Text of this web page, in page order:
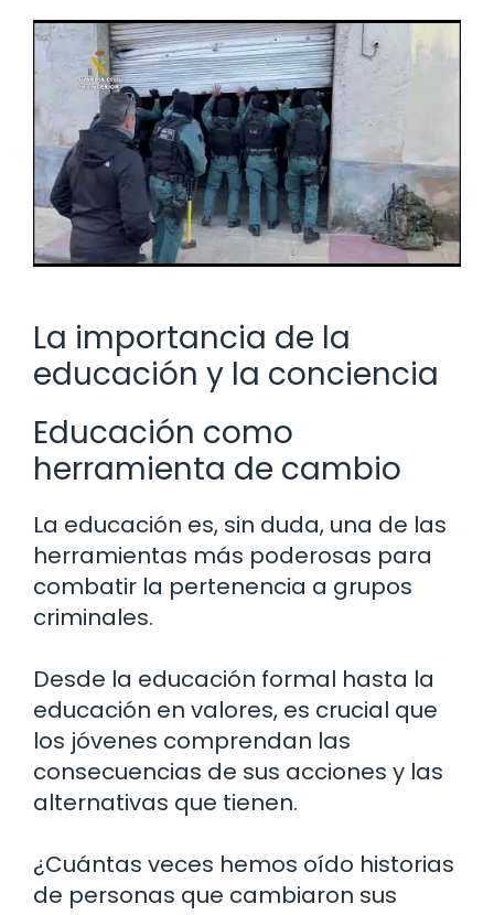
La importancia de la
educación y la conciencia
Educación como
herramienta de cambio
La educación es, sin duda, una de las
herramientas más poderosas para
combatir la pertenencia a grupos
criminales.
Desde la educación formal hasta la
educación en valores, es crucial que
los jóvenes comprendan las
consecuencias de sus acciones y las
alternativas que tienen.
¿Cuántas veces hemos oído historias
de personas que cambiaron sus